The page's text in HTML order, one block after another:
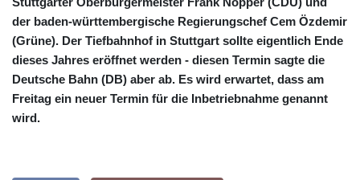
der baden-württembergische Regierungschef Cem Özdemir
(Grüne). Der Tiefbahnhof in Stuttgart sollte eigentlich Ende
dieses Jahres eröffnet werden - diesen Termin sagte die
Deutsche Bahn (DB) aber ab. Es wird erwartet, dass am
Freitag ein neuer Termin für die Inbetriebnahme genannt
wird.